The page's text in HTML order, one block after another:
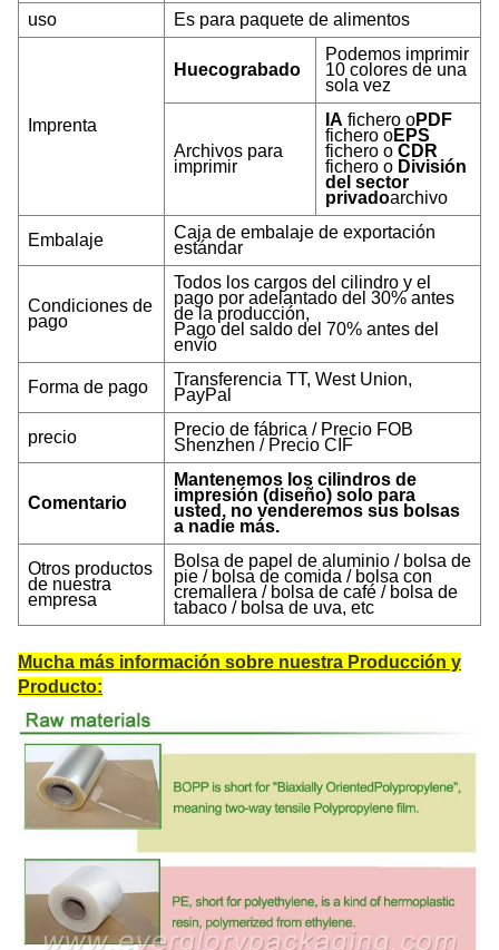
uso
Es para paquete de alimentos
Imprenta
Huecograbado
Podemos imprimir
10 colores de una
sola vez
Archivos para
imprimir
IA fichero oPDF
fichero oEPS
fichero o CDR
fichero o División
del sector
privadoarchivo
Embalaje
Caja de embalaje de exportación
estándar
Condiciones de
pago
Todos los cargos del cilindro y el
pago por adelantado del 30% antes
de la producción,
Pago del saldo del 70% antes del
envío
Forma de pago
Transferencia TT, West Union,
PayPal
precio
Precio de fábrica / Precio FOB
Shenzhen / Precio CIF
Comentario
Mantenemos los cilindros de
impresión (diseño) solo para
usted, no venderemos sus bolsas
a nadie más.
Otros productos
de nuestra
empresa
Bolsa de papel de aluminio / bolsa de
pie / bolsa de comida / bolsa con
cremallera / bolsa de café / bolsa de
tabaco / bolsa de uva, etc
Mucha más información sobre nuestra Producción y
Producto: